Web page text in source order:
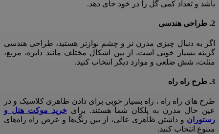
باشد و تعداد کمی گل را در خود جای دهد.
2. طراحی هندسی
اگر به دنبال چیزی مدرن تر و چشم نوازتر هستید، طراحی هندسی
گزینه بسیار خوبی است.
از بین اشکال مختلف مانند دایره، مربع،
مثلث، شش ضلعی و موارد دیگر انتخاب کنید.
3
. طرح راه راه
طرح های راه راه ، راه بسیار خوبی برای دادن ظاهری کلاسیک و در
عین حال مدرن به پلکان شما هستند. برایخرید موکت هتل و
رستوران و داشتن ظاهری عالی، از بین رنگ‌ها و عرض راه راه‌های
متنوع انتخاب کنید.